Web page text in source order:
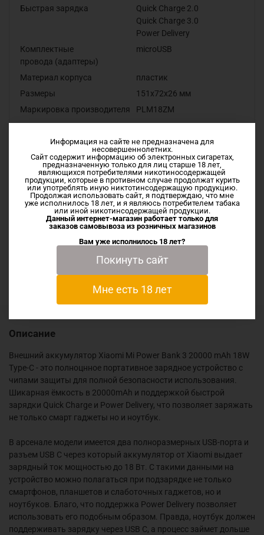
Быстрая зарядка
Quick Charge 2.0
Quick Charge 3.0
Power Delivery
Комплектные
провода (адаптеры)
microUSB
Материал корпуса
пластик
Размеры
151x72x26 мм
Маркировка производителя
PLM18ZM
Купить Внешний аккумулятор Xiaomi Mi Power Bank 3
20000 mAh 18W Type-C можно в нашем интернет-магазине
с доставкой. а так-же можете посетить наши розничные
магазины, которые находятся в городах Иваново и Шуя.
Характеристики
Описание
Внешний аккумулятор Xiaomi Mi Power Bank 3 20000 mAh 18W
Type-C - это полноцнное портативное зарядное устройство с
чипами защиты для полной безопасности использования.
Шикарная ёмкость в 20000mAh и поддержкой быстрой
зарядки Quick Charge и Power Delivery, что позволяет заряжать
не только смарт гаджеты но и ноутбук.
В арсенале модели имеется два полноразмерных USB-порта и
разъем USB C через который аккумулятор от Xiaomi выдает
зарядный ток мощностью до 18 Вт. С такими данными на
устройство можно полагаться при подзарядке не только
смартфонов, планшетов и слаботочных гаджетов, но и
ноутбуков. Благо, что поддержка Power Delivery позволяет
использовать его подобным образом. Правда, ноутбук должен
поддерживать зарядку через USB C, а процесс займет дольше
Информация на сайте не предназначена для
несовершеннолетних.
Сайт содержит информацию об электронных сигаретах,
предназначенную только для лиц старше 18 лет,
являющихся потребителями никотиносодержащей
продукции, которые в противном случае продолжат курить
или употреблять иную никтотинсодержащую продукцию.
Продолжая использовать сайт, я подтверждаю, что мне
уже исполнилось 18 лет, и я являюсь потребителем табака
или иной никотинсодержащей продукции.
Данный интернет-магазин работает только для
заказов самовывоза из розничных магазинов
Вам уже исполнилось 18 лет?
Покинуть сайт
Мне есть 18 лет